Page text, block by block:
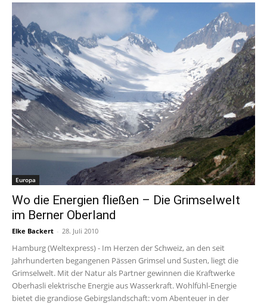
Europa
Wo die Energien fließen – Die Grimselwelt
im Berner Oberland
Elke Backert - 28. Juli 2010
Hamburg (Weltexpress) - Im Herzen der Schweiz, an den seit
Jahrhunderten begangenen Pässen Grimsel und Susten, liegt die
Grimselwelt. Mit der Natur als Partner gewinnen die Kraftwerke
Oberhasli elektrische Energie aus Wasserkraft. Wohlfühl-Energie
bietet die grandiose Gebirgslandschaft: vom Abenteuer in der